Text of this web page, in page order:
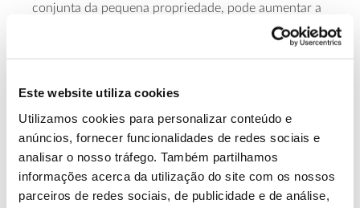
Este website utiliza cookies
Utilizamos cookies para personalizar conteúdo e
anúncios, fornecer funcionalidades de redes sociais e
analisar o nosso tráfego. Também partilhamos
informações acerca da utilização do site com os nossos
parceiros de redes sociais, de publicidade e de análise,
conjunta da pequena propriedade, pode aumentar a
resiliência dos territórios florestais aos incêndios e